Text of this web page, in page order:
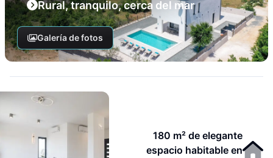
Rural, tranquilo, cerca del mar
Galería de fotos
180 m² de elegante
espacio habitable en